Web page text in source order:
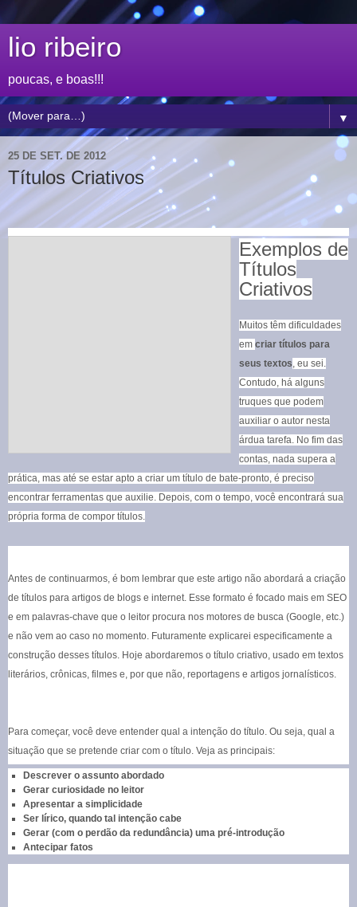
lio ribeiro
poucas, e boas!!!
▼
25 DE SET. DE 2012
Títulos Criativos
Exemplos de
Títulos
Criativos
Muitos têm dificuldades
em criar títulos para
seus textos , eu sei.
Contudo, há alguns
truques que podem
auxiliar o autor nesta
árdua tarefa. No fim das
contas, nada supera a
prática, mas até se estar apto a criar um título de bate-pronto, é preciso
encontrar ferramentas que auxilie. Depois, com o tempo, você encontrará sua
própria forma de compor títulos.
Antes de continuarmos, é bom lembrar que este artigo não abordará a criação
de títulos para artigos de blogs e internet. Esse formato é focado mais em SEO
e em palavras-chave que o leitor procura nos motores de busca (Google, etc.)
e não vem ao caso no momento. Futuramente explicarei especificamente a
construção desses títulos. Hoje abordaremos o título criativo, usado em textos
literários, crônicas, filmes e, por que não, reportagens e artigos jornalísticos.
Para começar, você deve entender qual a intenção do título. Ou seja, qual a
situação que se pretende criar com o título. Veja as principais:
Descrever o assunto abordado
Gerar curiosidade no leitor
Apresentar a simplicidade
Ser lírico, quando tal intenção cabe
Gerar (com o perdão da redundância) uma pré-introdução
Antecipar fatos